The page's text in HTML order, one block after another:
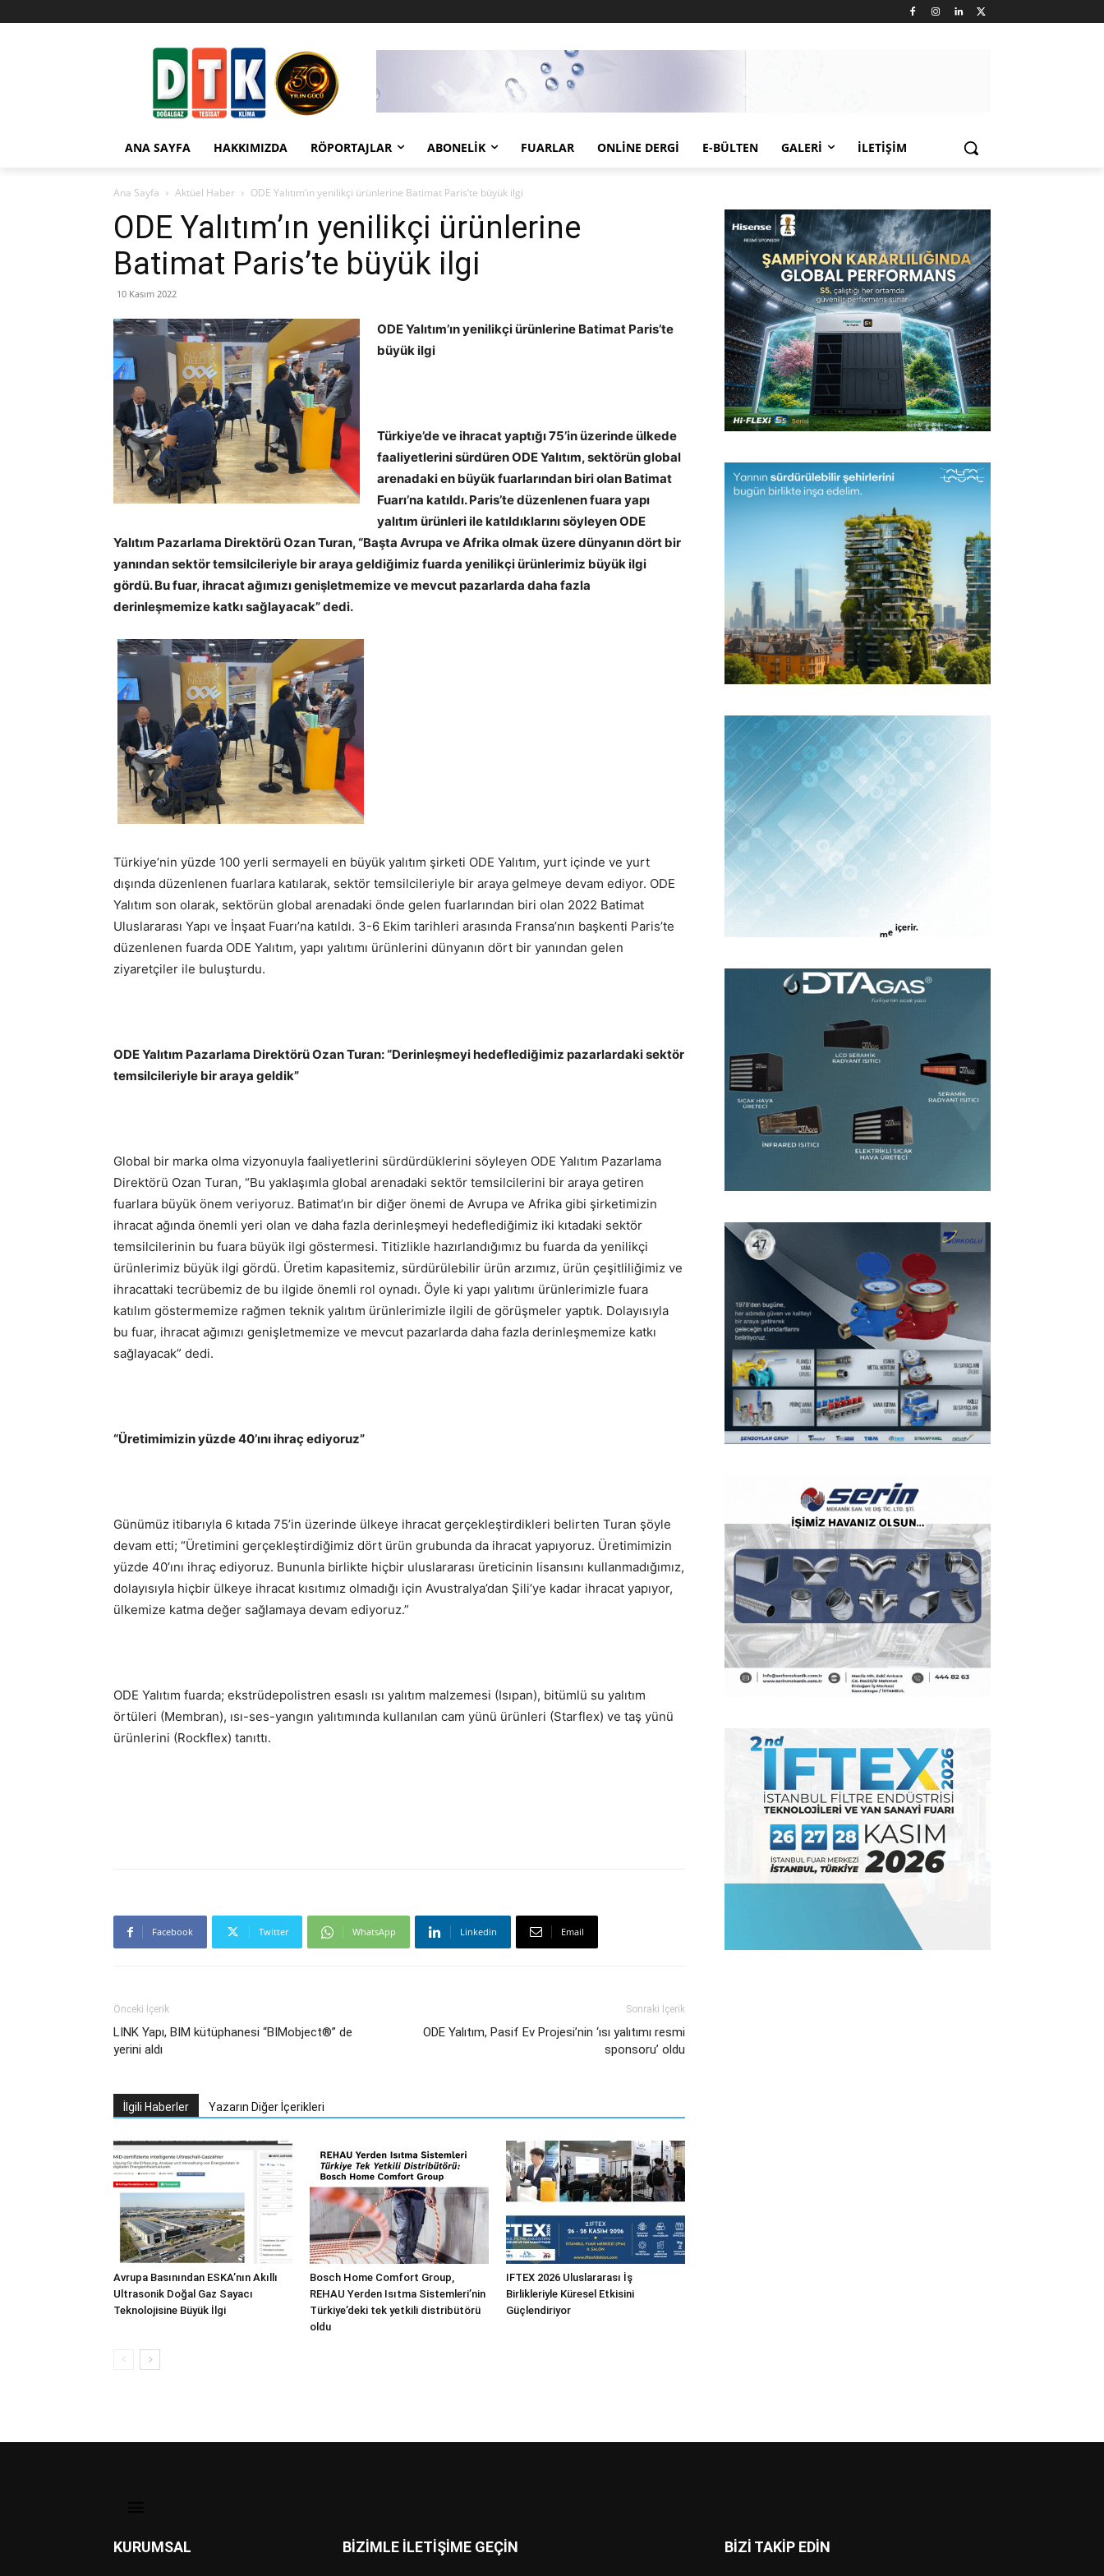
ANA SAYFA HAKKIMIZDA RÖPORTAJLAR ABONELIK FUARLAR ONLINE DERGI E-BÜLTEN GALERI İLETIŞIM
Ana Sayfa Aktüel Haber ODE Yalıtım’ın yenilikçi ürünlerine Batimat Paris’te büyük ilgi
ODE Yalıtım’ın yenilikçi ürünlerine
Batimat Paris’te büyük ilgi
10 Kasım 2022
ODE Yalıtım’ın yenilikçi ürünlerine Batimat Paris’te
büyük ilgi
Türkiye’de ve ihracat yaptığı 75’in üzerinde ülkede
faaliyetlerini sürdüren ODE Yalıtım, sektörün global
arenadaki en büyük fuarlarından biri olan Batimat
Fuarı’na katıldı. Paris’te düzenlenen fuara yapı
yalıtım ürünleri ile katıldıklarını söyleyen ODE
Yalıtım Pazarlama Direktörü Ozan Turan, “Başta Avrupa ve Afrika olmak üzere dünyanın dört bir
yanından sektör temsilcileriyle bir araya geldiğimiz fuarda yenilikçi ürünlerimiz büyük ilgi
gördü. Bu fuar, ihracat ağımızı genişletmemize ve mevcut pazarlarda daha fazla
derinleşmemize katkı sağlayacak” dedi.
Türkiye’nin yüzde 100 yerli sermayeli en büyük yalıtım şirketi ODE Yalıtım, yurt içinde ve yurt
dışında düzenlenen fuarlara katılarak, sektör temsilcileriyle bir araya gelmeye devam ediyor. ODE
Yalıtım son olarak, sektörün global arenadaki önde gelen fuarlarından biri olan 2022 Batimat
Uluslararası Yapı ve İnşaat Fuarı’na katıldı. 3-6 Ekim tarihleri arasında Fransa’nın başkenti Paris’te
düzenlenen fuarda ODE Yalıtım, yapı yalıtımı ürünlerini dünyanın dört bir yanından gelen
ziyaretçiler ile buluşturdu.
ODE Yalıtım Pazarlama DirektörüOzan Turan: “Derinleşmeyi hedeflediğimiz pazarlardaki sektör
temsilcileriyle bir araya geldik”
Global bir marka olma vizyonuyla faaliyetlerini sürdürdüklerini söyleyen ODE Yalıtım Pazarlama
Direktörü Ozan Turan, “Bu yaklaşımla global arenadaki sektör temsilcilerini bir araya getiren
fuarlara büyük önem veriyoruz. Batimat’ın bir diğer önemi de Avrupa ve Afrika gibi şirketimizin
ihracat ağında önemli yeri olan ve daha fazla derinleşmeyi hedeflediğimiz iki kıtadaki sektör
temsilcilerinin bu fuara büyük ilgi göstermesi. Titizlikle hazırlandığımız bu fuarda da yenilikçi
ürünlerimiz büyük ilgi gördü. Üretim kapasitemiz, sürdürülebilir ürün arzımız, ürün çeşitliliğimiz ve
ihracattaki tecrübemiz de bu ilgide önemli rol oynadı. Öyle ki yapı yalıtımı ürünlerimizle fuara
katılım göstermemize rağmen teknik yalıtım ürünlerimizle ilgili de görüşmeler yaptık. Dolayısıyla
bu fuar, ihracat ağımızı genişletmemize ve mevcut pazarlarda daha fazla derinleşmemize katkı
sağlayacak” dedi.
“Üretimimizin yüzde 40’ını ihraç ediyoruz”
Günümüz itibarıyla 6 kıtada 75’in üzerinde ülkeye ihracat gerçekleştirdikleri belirten Turan şöyle
devam etti; “Üretimini gerçekleştirdiğimiz dört ürün grubunda da ihracat yapıyoruz. Üretimimizin
yüzde 40’ını ihraç ediyoruz. Bununla birlikte hiçbir uluslararası üreticinin lisansını kullanmadığımız,
dolayısıyla hiçbir ülkeye ihracat kısıtımız olmadığı için Avustralya’dan Şili’ye kadar ihracat yapıyor,
ülkemize katma değer sağlamaya devam ediyoruz.”
ODE Yalıtım fuarda; ekstrüdepolistren esaslı ısı yalıtım malzemesi (Isıpan), bitümlü su yalıtım
örtüleri (Membran), ısı-ses-yangın yalıtımında kullanılan cam yünü ürünleri (Starflex) ve taş yünü
ürünlerini (Rockflex) tanıttı.
Facebook Twitter WhatsApp Linkedin Email
Önceki İçerik
LINK Yapı, BIM kütüphanesi “BIMobject®” de
yerini aldı
Sonraki İçerik
ODE Yalıtım, Pasif Ev Projesi’nin ‘ısı yalıtımı resmi
sponsoru’ oldu
İlgili Haberler Yazarın Diğer İçerikleri
Avrupa Basınından ESKA’nın Akıllı
Ultrasonik Doğal Gaz Sayacı
Teknolojisine Büyük İlgi
Bosch Home Comfort Group,
REHAU Yerden Isıtma Sistemleri’nin
Türkiye’deki tek yetkili distribütörü
oldu
IFTEX 2026 Uluslararası İş
Birlikleriyle Küresel Etkisini
Güçlendiriyor
KURUMSAL BİZİMLE İLETİŞİME GEÇİN BİZİ TAKİP EDİN